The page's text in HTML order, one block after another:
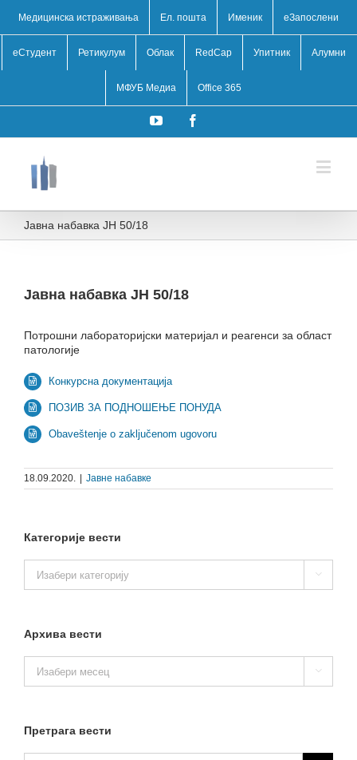
Медицинска истраживања Ел. пошта Именик eЗапослени
еСтудент Ретикулум Облак RedCap Упитник Алумни
МФУБ Медиа Office 365
YouTube
Јавна набавка ЈН 50/18
Јавна набавка ЈН 50/18
Потрошни лабораторијски материјал и реагенси за област
патологије
Конкурсна документација
ПОЗИВ ЗА ПОДНОШЕЊЕ ПОНУДА
Obaveštenje o zaključenom ugovoru
18.09.2020. Јавне набавке
Категорије вести
вести

Архива вести
вести

Претрага вести